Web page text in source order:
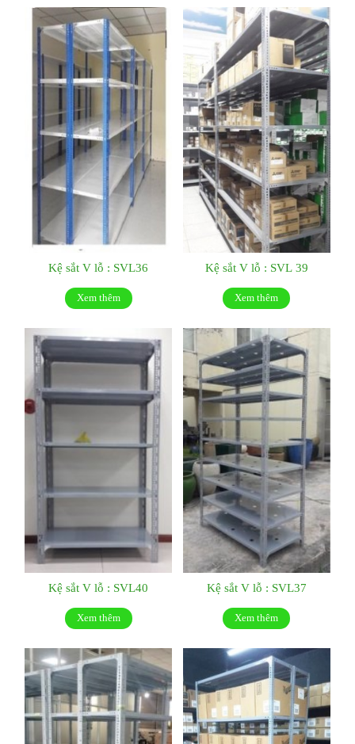
Kệ sắt V lỗ : SVL36
Xem thêm
Kệ sắt V lỗ : SVL 39
Xem thêm
Kệ sắt V lỗ : SVL40
Xem thêm
Kệ sắt V lỗ : SVL37
Xem thêm